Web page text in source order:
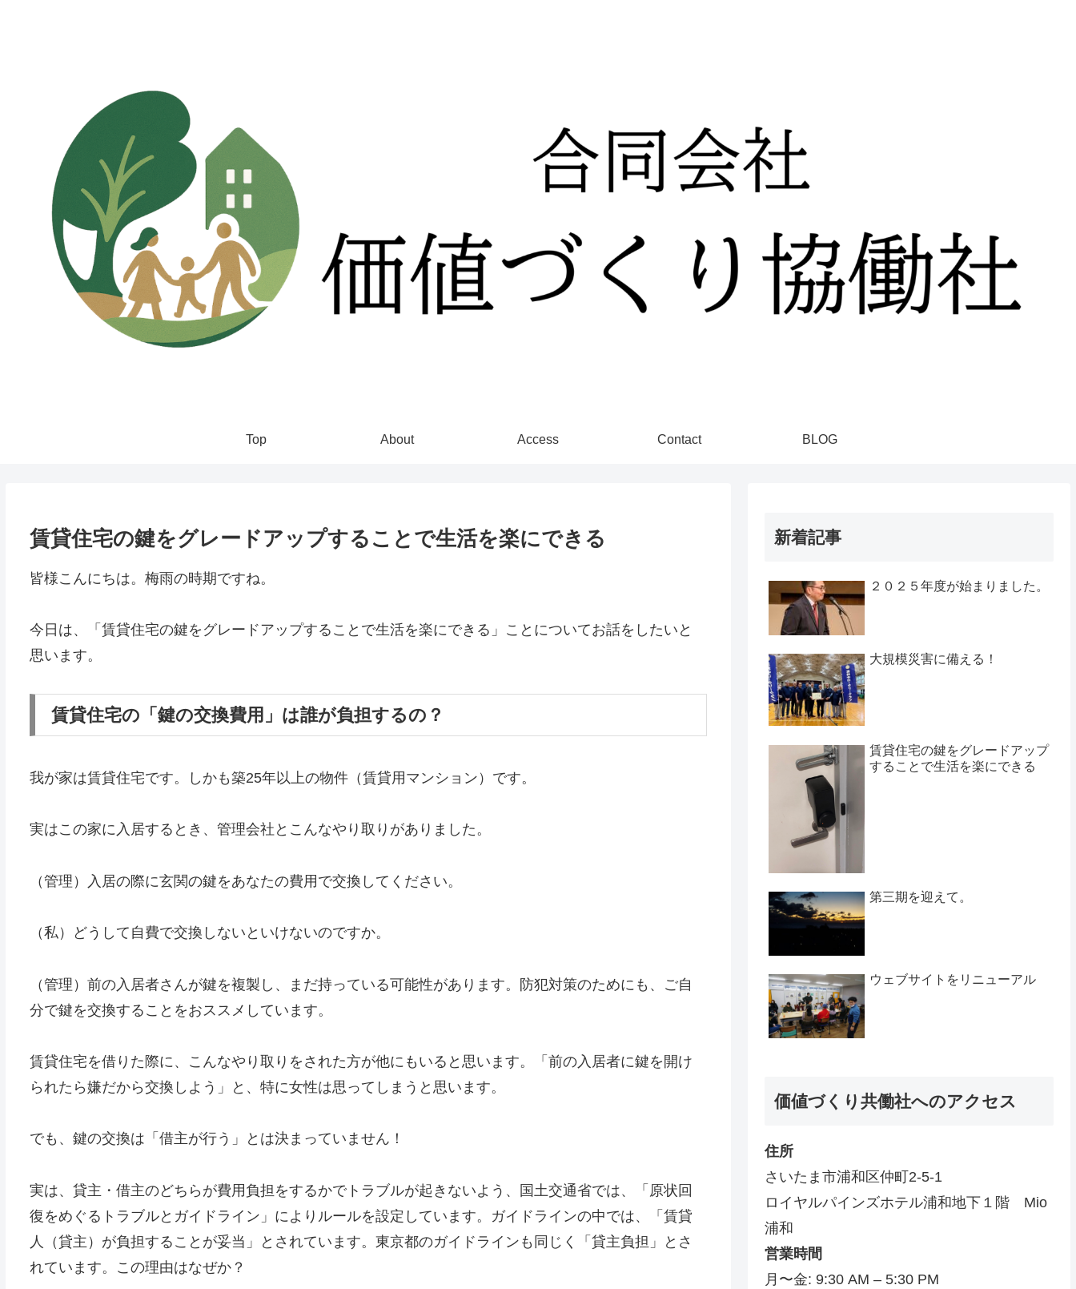
Top About Access Contact BLOG
賃貸住宅の鍵をグレードアップすることで生活を楽にできる
皆様こんにちは。梅雨の時期ですね。
今日は、「賃貸住宅の鍵をグレードアップすることで生活を楽にできる」ことについてお話をしたいと
思います。
賃貸住宅の「鍵の交換費用」は誰が負担するの？
我が家は賃貸住宅です。しかも築25年以上の物件（賃貸用マンション）です。
実はこの家に入居するとき、管理会社とこんなやり取りがありました。
（管理）入居の際に玄関の鍵をあなたの費用で交換してください。
（私）どうして自費で交換しないといけないのですか。
（管理）前の入居者さんが鍵を複製し、まだ持っている可能性があります。防犯対策のためにも、ご自
分で鍵を交換することをおススメしています。
賃貸住宅を借りた際に、こんなやり取りをされた方が他にもいると思います。「前の入居者に鍵を開け
られたら嫌だから交換しよう」と、特に女性は思ってしまうと思います。
でも、鍵の交換は「借主が行う」とは決まっていません！
実は、貸主・借主のどちらが費用負担をするかでトラブルが起きないよう、国土交通省では、「原状回
復をめぐるトラブルとガイドライン」によりルールを設定しています。ガイドラインの中では、「賃貸
人（貸主）が負担することが妥当」とされています。東京都のガイドラインも同じく「貸主負担」とさ
れています。この理由はなぜか？
新着記事
２０２５年度が始まりました。
大規模災害に備える！
賃貸住宅の鍵をグレードアップ
することで生活を楽にできる
第三期を迎えて。
ウェブサイトをリニューアル
価値づくり共働社へのアクセス
住所
さいたま市浦和区仲町2-5-1
ロイヤルパインズホテル浦和地下１階 Mio
浦和
営業時間
月〜金: 9:30 AM – 5:30 PM